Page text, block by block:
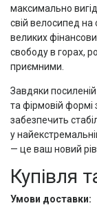
максимально
свій велосипед
великих
свободу в горах,
приємними.
Завдяки посиленій
та фірмовій формі
забезпечить
у
— це ваш новий
Купівля
Умови доставки: